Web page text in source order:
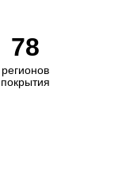
78
регионов
покрытия